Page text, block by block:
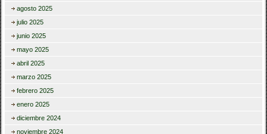
agosto 2025
julio 2025
junio 2025
mayo 2025
abril 2025
marzo 2025
febrero 2025
enero 2025
diciembre 2024
noviembre 2024